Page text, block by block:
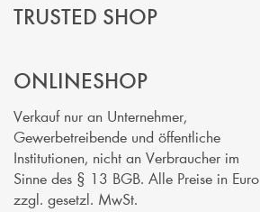
TRUSTED SHOP
ONLINESHOP
Verkauf nur an Unternehmer,
Gewerbetreibende und öffentliche
Institutionen, nicht an Verbraucher im
Sinne des § 13 BGB. Alle Preise in Euro
zzgl. gesetzl. MwSt.